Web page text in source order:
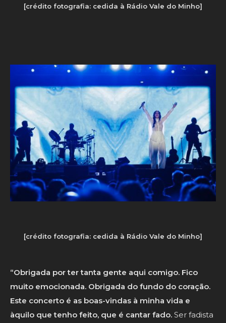
[crédito fotografia: cedida à Rádio Vale do Minho]
[crédito fotografia: cedida à Rádio Vale do Minho]
“Obrigada por ter tanta gente aqui comigo. Fico
muito emocionada. Obrigada do fundo do coração.
Este concerto é as boas-vindas à minha vida e
àquilo que tenho feito, que é cantar fado. Ser fadista